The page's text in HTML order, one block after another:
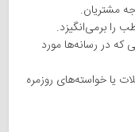
مشتریان.
را برمی‌انگیزد.
در رسانه‌ها مورد
یا خواسته‌های روزمره